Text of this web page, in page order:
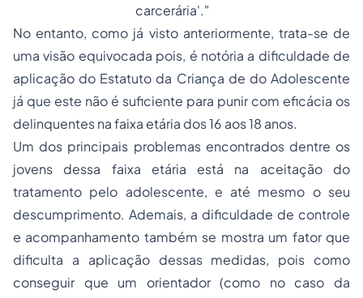
carcerária'."
No entanto, como já visto anteriormente, trata-se de
uma visão equivocada pois, é notória a dificuldade de
aplicação do Estatuto da Criança de do Adolescente
já que este não é suficiente para punir com eficácia os
delinquentes na faixa etária dos 16 aos 18 anos.
Um dos principais problemas encontrados dentre os
jovens dessa faixa etária está na aceitação do
tratamento pelo adolescente, e até mesmo o seu
descumprimento. Ademais, a dificuldade de controle
e acompanhamento também se mostra um fator que
dificulta a aplicação dessas medidas, pois como
conseguir que um orientador (como no caso da